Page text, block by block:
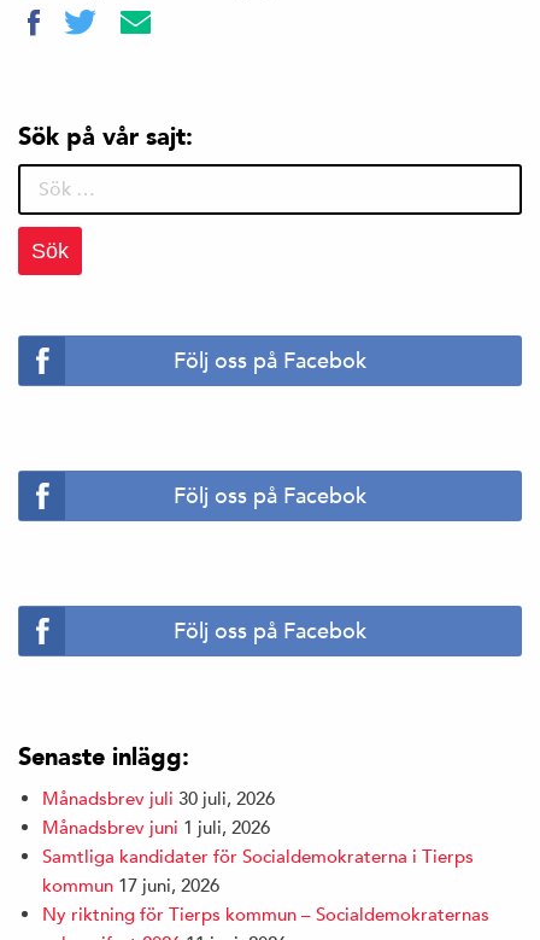
Sök på vår sajt:
Sök
efter:
Följ oss på Facebok
Följ oss på Facebok
Följ oss på Facebok
Senaste inlägg:
Månadsbrev juli 30 juli, 2026
Månadsbrev juni 1 juli, 2026
Samtliga kandidater för Socialdemokraterna i Tierps
kommun 17 juni, 2026
Ny riktning för Tierps kommun – Socialdemokraternas